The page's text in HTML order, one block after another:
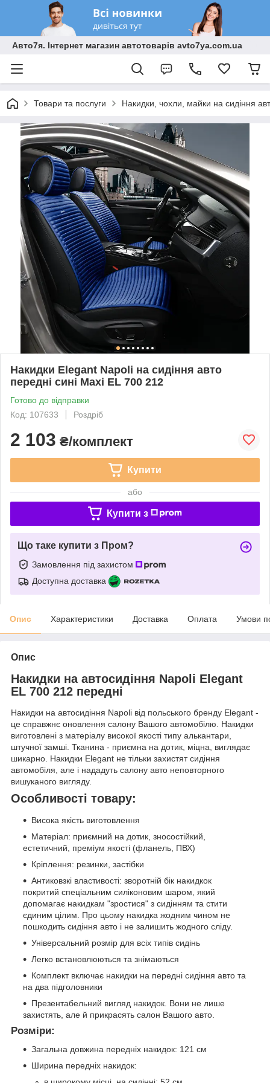
Авто7я. Інтернет магазин автотоварів avto7ya.com.ua
Товари та послуги Накидки, чохли, майки на сидіння
Накидки Elegant Napoli на сидіння авто
передні сині Maxi EL 700 212
Готово до відправки
Код: 107633
Роздріб
2 103 ₴/комплект
Купити
або
Купити з
Що таке купити з Пром?
Замовлення під захистом
Доступна доставка
Опис Характеристики Доставка Оплата Умови
Опис
Накидки на автосидіння Napoli Elegant
EL 700 212 передні
Накидки на автосидіння Napoli від польського бренду Elegant -
це справжнє оновлення салону Вашого автомобілю. Накидки
виготовлені з матеріалу високої якості типу алькантари,
штучної замші. Тканина - приємна на дотик, міцна, виглядає
шикарно. Накидки Elegant не тільки захистят сидіння
автомобіля, але і нададуть салону авто неповторного
вишуканого вигляду.
Особливості товару:
Висока якість виготовлення
Матеріал: приємний на дотик, зносостійкий,
естетичний, преміум якості (фланель, ПВХ)
Кріплення: резинки, застібки
Антиковзкі властивості: зворотній бік накидкок
покритий спеціальним силіконовим шаром, який
допомагає накидкам "зростися" з сидінням та стити
єдиним цілим. Про цьому накидка жодним чином не
пошкодить сидіння авто і не залишить жодного сліду.
Універсальний розмір для всіх типів сидінь
Легко встановлюються та знімаються
Комплект включає накидки на передні сидіння авто та
на два підголовники
Презентабельний вигляд накидок. Вони не лише
захистять, але й прикрасять салон Вашого авто.
Розміри:
Загальна довжина передніх накидок: 121 см
Ширина передніх накидок: